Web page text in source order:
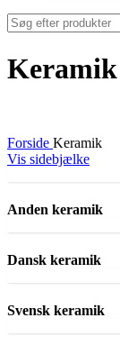
Keramik
Forside Keramik
Vis sidebjælke
Anden keramik
Dansk keramik
Svensk keramik